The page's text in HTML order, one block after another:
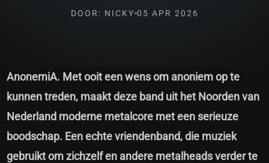
DOOR: NICKY 05 APR 2026
AnonemiA. Met ooit een wens om anoniem op te
kunnen treden, maakt deze band uit het Noorden van
Nederland moderne metalcore met een serieuze
boodschap. Een echte vriendenband, die muziek
gebruikt om zichzelf en andere metalheads verder te